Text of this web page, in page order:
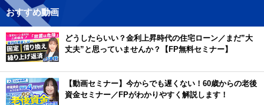
おすすめ動画
どうしたらいい？金利上昇時代の住宅ローン／まだ”大
丈夫”と思っていませんか？【FP無料セミナー】
【動画セミナー】今からでも遅くない！60歳からの老後
資金セミナー／FPがわかりやすく解説します！